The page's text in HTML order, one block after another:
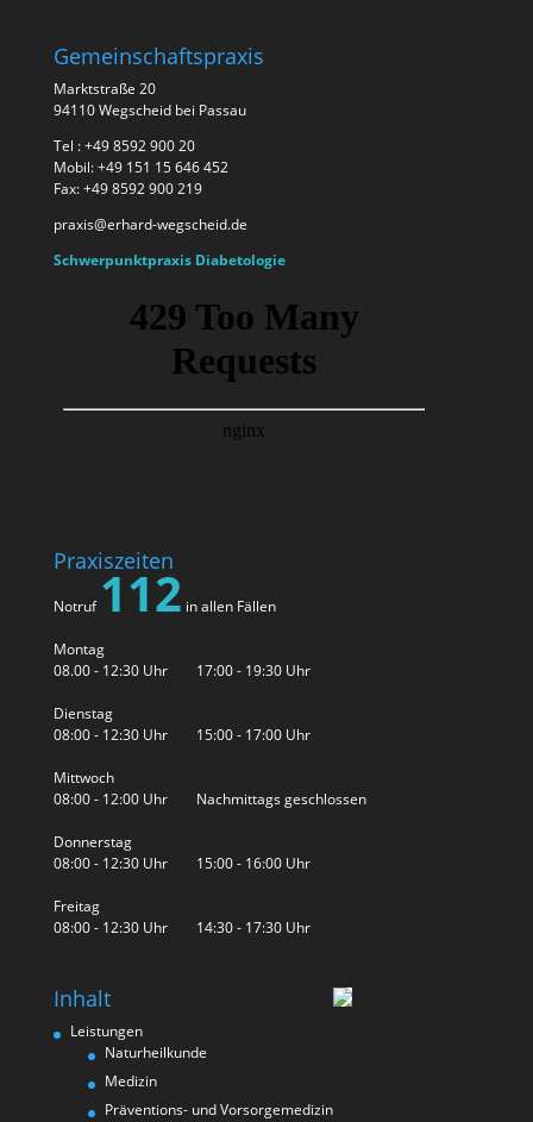
Gemeinschaftspraxis
Marktstraße 20
94110 Wegscheid bei Passau
Tel : +49 8592 900 20
Mobil: +49 151 15 646 452
Fax: +49 8592 900 219
praxis@erhard-wegscheid.de
Schwerpunktpraxis Diabetologie
Praxiszeiten
Notruf 112 in allen Fällen
Montag
08.00 - 12:30 Uhr 17:00 - 19:30 Uhr
Dienstag
08:00 - 12:30 Uhr 15:00 - 17:00 Uhr
Mittwoch
08:00 - 12:00 Uhr Nachmittags geschlossen
Donnerstag
08:00 - 12:30 Uhr 15:00 - 16:00 Uhr
Freitag
08:00 - 12:30 Uhr 14:30 - 17:30 Uhr
Inhalt
Leistungen
Naturheilkunde
Medizin
Präventions- und Vorsorgemedizin